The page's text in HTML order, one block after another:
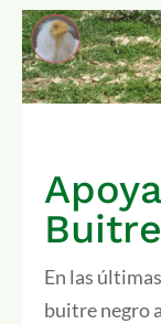
En las
buitre negro